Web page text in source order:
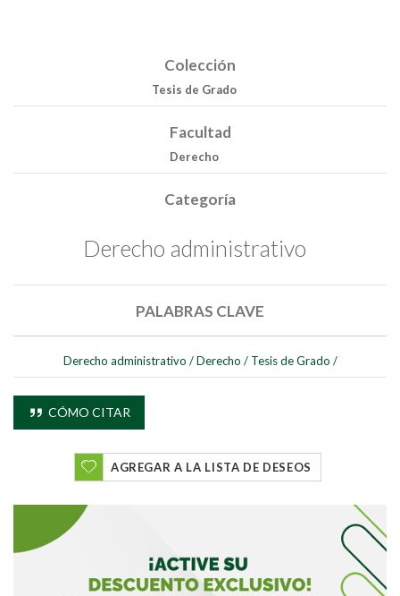
Colección
Tesis de Grado
Facultad
Derecho
Categoría
Derecho administrativo
PALABRAS CLAVE
Derecho administrativo / Derecho / Tesis de Grado /
CÓMO CITAR
AGREGAR A LA LISTA DE DESEOS